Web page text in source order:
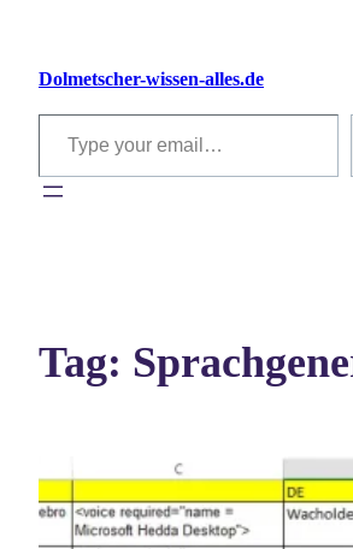
content
Dolmetscher-wissen-alles.de
Type your email…
Tag: